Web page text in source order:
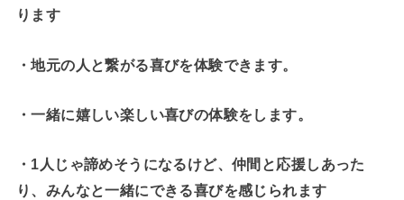
ります
・地元の人と繋がる喜びを体験できます。
・一緒に嬉しい楽しい喜びの体験をします。
・1人じゃ諦めそうになるけど、仲間と応援しあった
り、みんなと一緒にできる喜びを感じられます